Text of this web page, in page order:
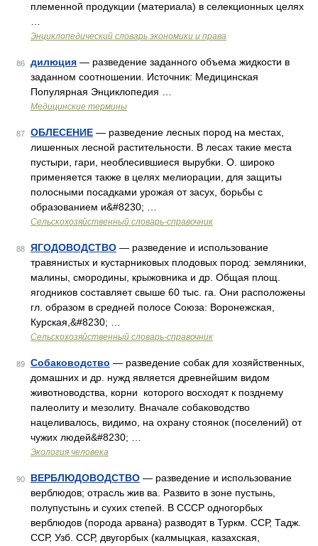
племенной продукции (материала) в селекционных целях
Энциклопедический словарь экономики и права
86 дилюция — разведение заданного объема жидкости в
заданном соотношении. Источник: Медицинская
Популярная Энциклопедия …
Медицинские термины
87 ОБЛЕСЕНИЕ — разведение лесных пород на местах,
лишенных лесной растительности. В лесах такие места
пустыри, гари, необлесившиеся вырубки. О. широко
применяется также в целях мелиорации, для защиты
полосными посадками урожая от засух, борьбы с
образованием и&#8230; …
Сельскохозяйственный словарь-справочник
88 ЯГОДОВОДСТВО — разведение и использование
травянистых и кустарниковых плодовых пород: земляники,
малины, смородины, крыжовника и др. Общая площ.
ягодников составляет свыше 60 тыс. га. Они расположены
гл. образом в средней полосе Союза: Воронежская,
Курская,&#8230; …
Сельскохозяйственный словарь-справочник
89 Собаководство — разведение собак для хозяйственных,
домашних и др. нужд является древнейшим видом
животноводства, корни которого восходят к позднему
палеолиту и мезо­литу. Вначале собаководство
нацеливалось, видимо, на охрану стоянок (поселений) от
чужих людей&#8230; …
Экология человека
90 ВЕРБЛЮДОВОДСТВО — разведение и использование
верблюдов; отрасль жив ва. Развито в зоне пустынь,
полупустынь и сухих степей. В СССР одногорбых
верблюдов (порода арвана) разводят в Туркм. ССР, Тадж.
ССР, Узб. ССР, двугорбых (калмыцкая, казахская,